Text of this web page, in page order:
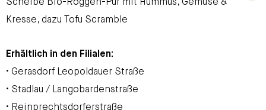
Scheibe Bio-Roggen-Pur mit Hummus, Gemüse &
Kresse, dazu Tofu Scramble
Erhältlich in den Filialen:
• Gerasdorf Leopoldauer Straße
• Stadlau / Langobardenstraße
• Reinprechtsdorferstraße